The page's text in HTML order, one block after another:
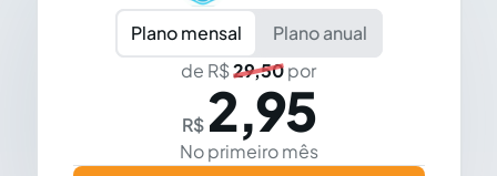
Plano mensal
Plano anual
de R$29,50por
R$ 2,95
No primeiro mês